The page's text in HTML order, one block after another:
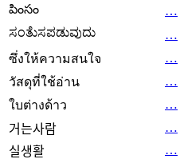
పింసం
…
ಸಂತೆುಸಪಡುವುದು
…
ซึ่งให้ความสนใจ
…
วัสดุที่ใช้อ่าน
…
ใบต่างด้าว
…
거는사람
…
실생활
…